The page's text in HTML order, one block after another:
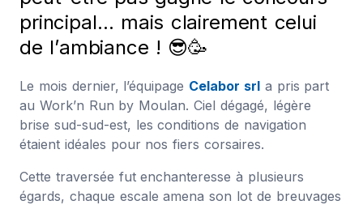
principal… mais clairement celui
de l’ambiance ! 😎🥳
Le mois dernier, l’équipage Celabor srl a pris part
au Work’n Run by Moulan. Ciel dégagé, légère
brise sud-sud-est, les conditions de navigation
étaient idéales pour nos fiers corsaires.
Cette traversée fut enchanteresse à plusieurs
égards, chaque escale amena son lot de breuvages